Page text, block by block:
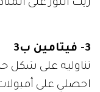
زيت اللوز على
3- فيتامين ب3
تناوليه على شكل
احصلي على أمبولات